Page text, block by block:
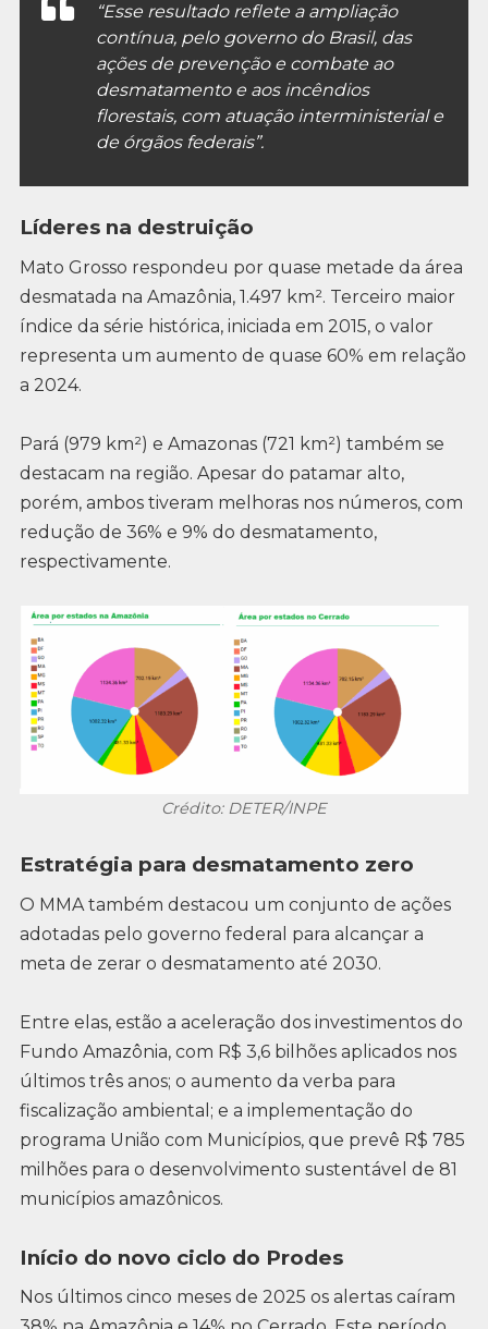
“Esse resultado reflete a ampliação
contínua, pelo governo do Brasil, das
ações de prevenção e combate ao
desmatamento e aos incêndios
florestais, com atuação interministerial e
de órgãos federais”.
Líderes na destruição
Mato Grosso respondeu por quase metade da área
desmatada na Amazônia, 1.497 km². Terceiro maior
índice da série histórica, iniciada em 2015, o valor
representa um aumento de quase 60% em relação
a 2024.
Pará (979 km²) e Amazonas (721 km²) também se
destacam na região. Apesar do patamar alto,
porém, ambos tiveram melhoras nos números, com
redução de 36% e 9% do desmatamento,
respectivamente.
Crédito: DETER/INPE
Estratégia para desmatamento zero
O MMA também destacou um conjunto de ações
adotadas pelo governo federal para alcançar a
meta de zerar o desmatamento até 2030.
Entre elas, estão a aceleração dos investimentos do
Fundo Amazônia, com R$ 3,6 bilhões aplicados nos
últimos três anos; o aumento da verba para
fiscalização ambiental; e a implementação do
programa União com Municípios, que prevê R$ 785
milhões para o desenvolvimento sustentável de 81
municípios amazônicos.
Início do novo ciclo do Prodes
Nos últimos cinco meses de 2025 os alertas caíram